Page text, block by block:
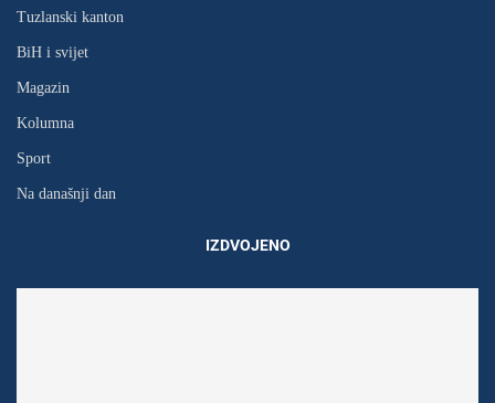
Tuzlanski kanton
BiH i svijet
Magazin
Kolumna
Sport
Na današnji dan
IZDVOJENO